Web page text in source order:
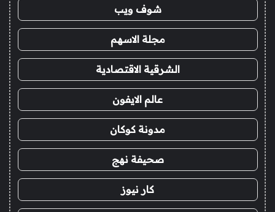
شوف ويب
مجلة الاسهم
الشرقية الاقتصادية
عالم الايفون
مدونة كوكان
صحيفة نهج
كار نيوز